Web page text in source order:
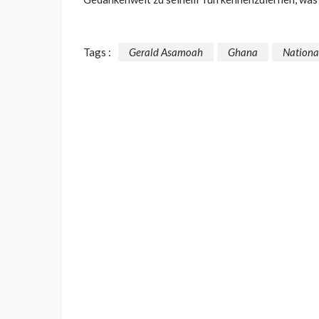
Tags : Gerald Asamoah Ghana